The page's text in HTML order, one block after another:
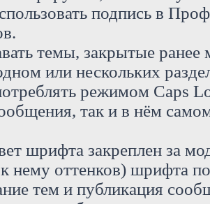
подпись в
темы, закрытые ранее
или нескольких
режимом Caps
так и в нём
шрифта закреплен за
нему оттенков) шрифта
тем и публикация